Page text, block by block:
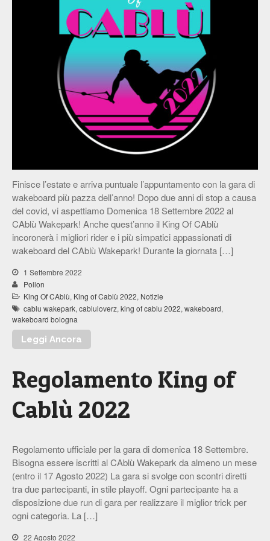
News & Eventi
Finisce l’estate e arriva puntuale l’appuntamento con la gara di
wakeboard più pazza dell’anno! Dopo due anni di stop a causa
del covid, vi aspettiamo Domenica 18 Settembre 2022 al
CAblù Wakepark! Anche quest’anno il King Of CAblù
incoronerà i migliori rider e i più simpatici appassionati di
wakeboard del CAblù Wakepark! Durante la giornata […]
1 Settembre 2022
Pollon
King Of CAblù, King of Cablù 2022, Notizie
cablu wakepark, cabluloverz, king of cablu 2022, wakeboard,
wakeboard bologna
Leggi Ancora
Regolamento King of
Cablù 2022
Regolamento ufficiale per la gara di domenica 18 Settembre.
Bisogna essere iscritti al CAblù Wakepark da almeno un mese
(entro il 17 Agosto 2022) La gara si svolge con scontri diretti
tra due partecipanti, in stile playoff. Ogni partecipante ha a
disposizione due run di gara per realizzare il miglior trick per
ogni categoria. La […]
22 Agosto 2022